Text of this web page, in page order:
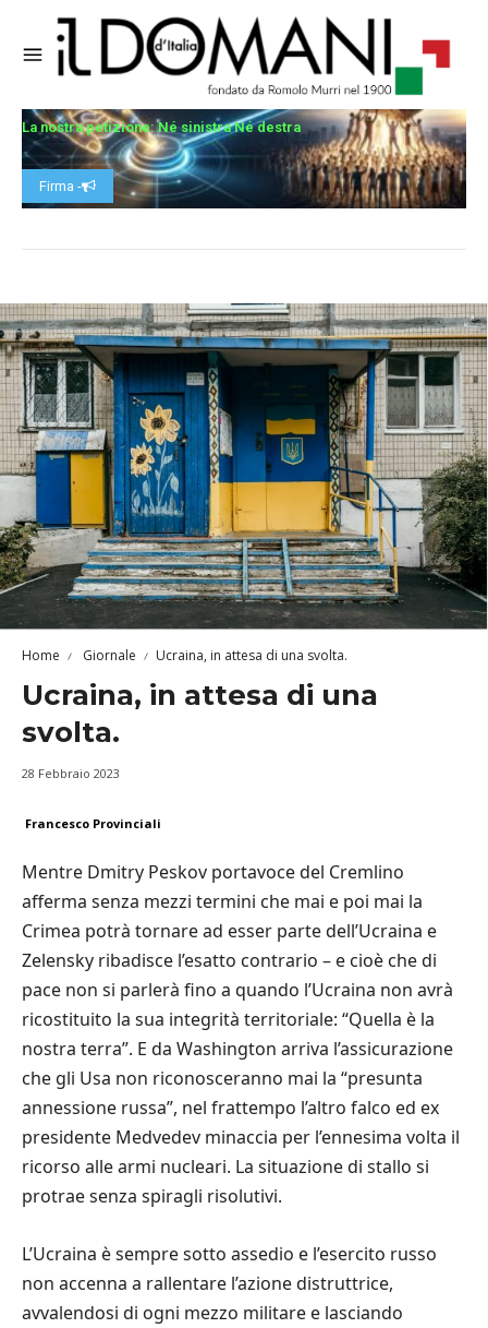
La nostra petizione: Né sinistra Né destra
Firma -
Home Giornale Ucraina, in attesa di una svolta.
Ucraina, in attesa di una
svolta.
28 Febbraio 2023
Francesco Provinciali
Mentre Dmitry Peskov portavoce del Cremlino
afferma senza mezzi termini che mai e poi mai la
Crimea potrà tornare ad esser parte dell’Ucraina e
Zelensky ribadisce l’esatto contrario – e cioè che di
pace non si parlerà fino a quando l’Ucraina non avrà
ricostituito la sua integrità territoriale: “Quella è la
nostra terra”. E da Washington arriva l’assicurazione
che gli Usa non riconosceranno mai la “presunta
annessione russa”, nel frattempo l’altro falco ed ex
presidente Medvedev minaccia per l’ennesima volta il
ricorso alle armi nucleari. La situazione di stallo si
protrae senza spiragli risolutivi.
L’Ucraina è sempre sotto assedio e l’esercito russo
non accenna a rallentare l’azione distruttrice,
avvalendosi di ogni mezzo militare e lasciando